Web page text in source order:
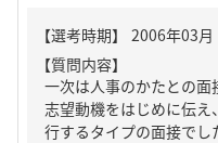
【質問内容】
一次は人事のかたとの面
志望動機をはじめに伝
行するタイプの面接で